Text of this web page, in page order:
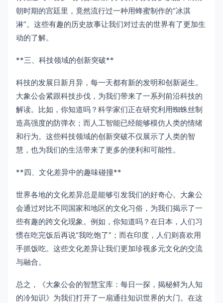
朝时期的宫廷里，竟然流行过一种用蜂蜜制作的“冰淇
淋”。这些有趣的历史故事让我们对过去的世界有了更加生
动的了解。
**三、科技领域的创新突破**
科技的发展日新月异，每一天都有新的发明和创新诞生。
大象公会紧跟科技步伐，为我们带来了一系列前沿科技的
解读。比如，你知道吗？科学家们正在研究利用蜘蛛丝制
造高强度的防弹衣；而人工智能已经能够模仿人类的情绪
和行为。这些科技领域的创新突破不仅展示了人类的智
慧，也为我们的生活带来了更多的便利和可能性。
**四、文化差异中的趣味碰撞**
世界各地的文化差异总是能够引发我们的好奇心。大象公
会通过对比不同国家和地区的文化习俗，为我们揭示了一
些有趣的跨文化现象。例如，你知道吗？在日本，人们习
惯在吃完饭后再说“我吃饱了”；而在印度，人们则喜欢用
手抓饭吃。这些文化差异让我们更加珍视多元文化的交流
与融合。
总之，《大象公会的智慧宝库：每日一探，揭秘鲜为人知
的冷知识》为我们打开了一扇通往知识世界的大门。在这